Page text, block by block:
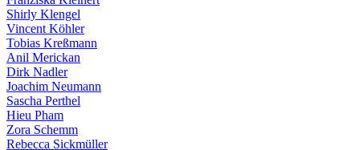
Shirly Klengel
Vincent Köhler
Tobias Kreßmann
Anil Merickan
Dirk Nadler
Joachim Neumann
Sascha Perthel
Hieu Pham
Zora Schemm
Rebecca Sickmüller